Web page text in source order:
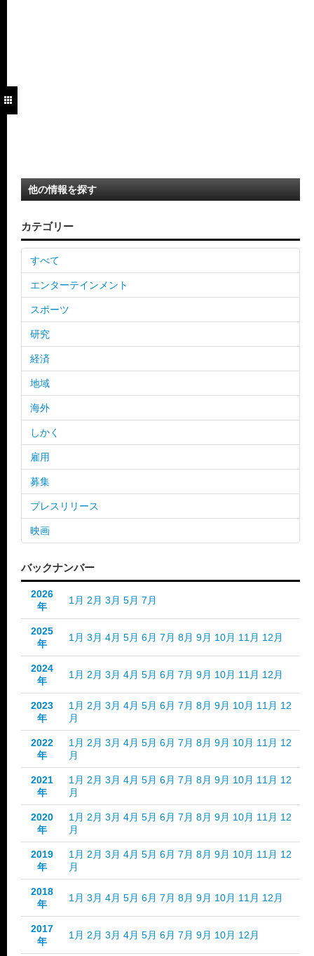
他の情報を探す
カテゴリー
すべて
エンターテインメント
スポーツ
研究
経済
地域
海外
しかく
雇用
募集
プレスリリース
映画
バックナンバー
2026
年
1月 2月 3月 5月 7月
2025
年
1月 3月 4月 5月 6月 7月 8月 9月 10月 11月 12月
2024
年
1月 2月 3月 4月 5月 6月 7月 9月 10月 11月 12月
2023
年
1月 2月 3月 4月 5月 6月 7月 8月 9月 10月 11月 12
月
2022
年
1月 2月 3月 4月 5月 6月 7月 8月 9月 10月 11月 12
月
2021
年
1月 2月 3月 4月 5月 6月 7月 8月 9月 10月 11月 12
月
2020
年
1月 2月 3月 4月 5月 6月 7月 8月 9月 10月 11月 12
月
2019
年
1月 2月 3月 4月 5月 6月 7月 8月 9月 10月 11月 12
月
2018
年
1月 3月 4月 5月 6月 7月 8月 9月 10月 11月 12月
2017
年
1月 2月 3月 4月 5月 6月 7月 9月 10月 12月